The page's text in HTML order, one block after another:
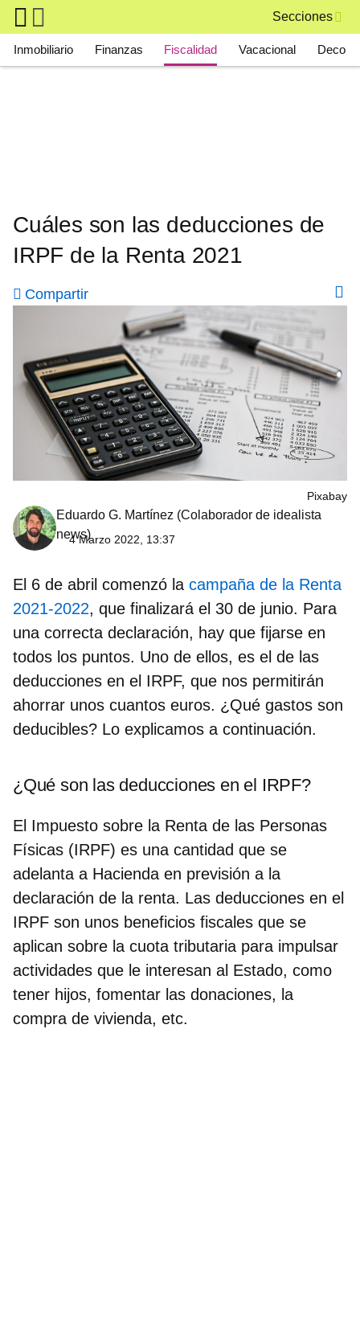
Skip to main content
Secciones
Main navigation
Inmobiliario Finanzas Fiscalidad Vacacional Deco
Cuáles son las deducciones de
IRPF de la Renta 2021
Compartir
Pixabay
Eduardo G. Martínez (Colaborador de idealista
news)
4 Marzo 2022, 13:37
El 6 de abril comenzó la campaña de la Renta
2021-2022, que finalizará el 30 de junio. Para
una correcta declaración, hay que fijarse en
todos los puntos. Uno de ellos, es el de las
deducciones en el IRPF, que nos permitirán
ahorrar unos cuantos euros. ¿Qué gastos son
deducibles? Lo explicamos a continuación.
¿Qué son las deducciones en el IRPF?
El Impuesto sobre la Renta de las Personas
Físicas (IRPF) es una cantidad que se
adelanta a Hacienda en previsión a la
declaración de la renta. Las deducciones en el
IRPF son unos beneficios fiscales que se
aplican sobre la cuota tributaria para impulsar
actividades que le interesan al Estado, como
tener hijos, fomentar las donaciones, la
compra de vivienda, etc.